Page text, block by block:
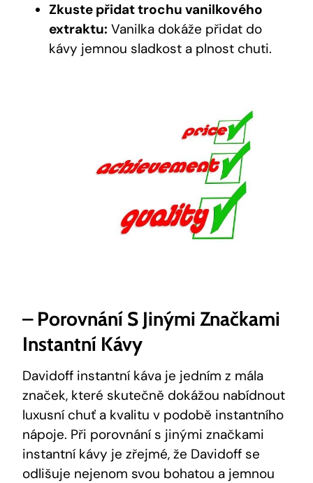
Zkuste přidat trochu vanilkového
extraktu: Vanilka dokáže přidat do
kávy jemnou sladkost a plnost chuti.
– Porovnání S Jinými Značkami
Instantní Kávy
Davidoff instantní káva je jedním z mála
značek, které skutečně dokážou nabídnout
luxusní chuť a kvalitu v podobě instantního
nápoje. Při porovnání s jinými značkami
instantní kávy je zřejmé, že Davidoff se
odlišuje nejenom svou bohatou a jemnou